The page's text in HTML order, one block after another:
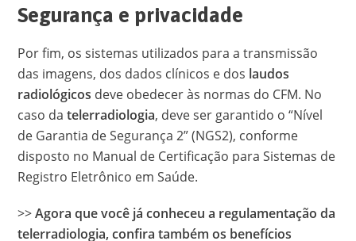
Segurança e privacidade
Por fim, os sistemas utilizados para a transmissão
das imagens, dos dados clínicos e dos laudos
radiológicos deve obedecer às normas do CFM. No
caso datelerradiologia, deve ser garantido o “Nível
de Garantia de Segurança 2” (NGS2), conforme
disposto no Manual de Certificação para Sistemas de
Registro Eletrônico em Saúde.
>>Agora que você já conheceu a regulamentação da
telerradiologia, confira também os benefícios